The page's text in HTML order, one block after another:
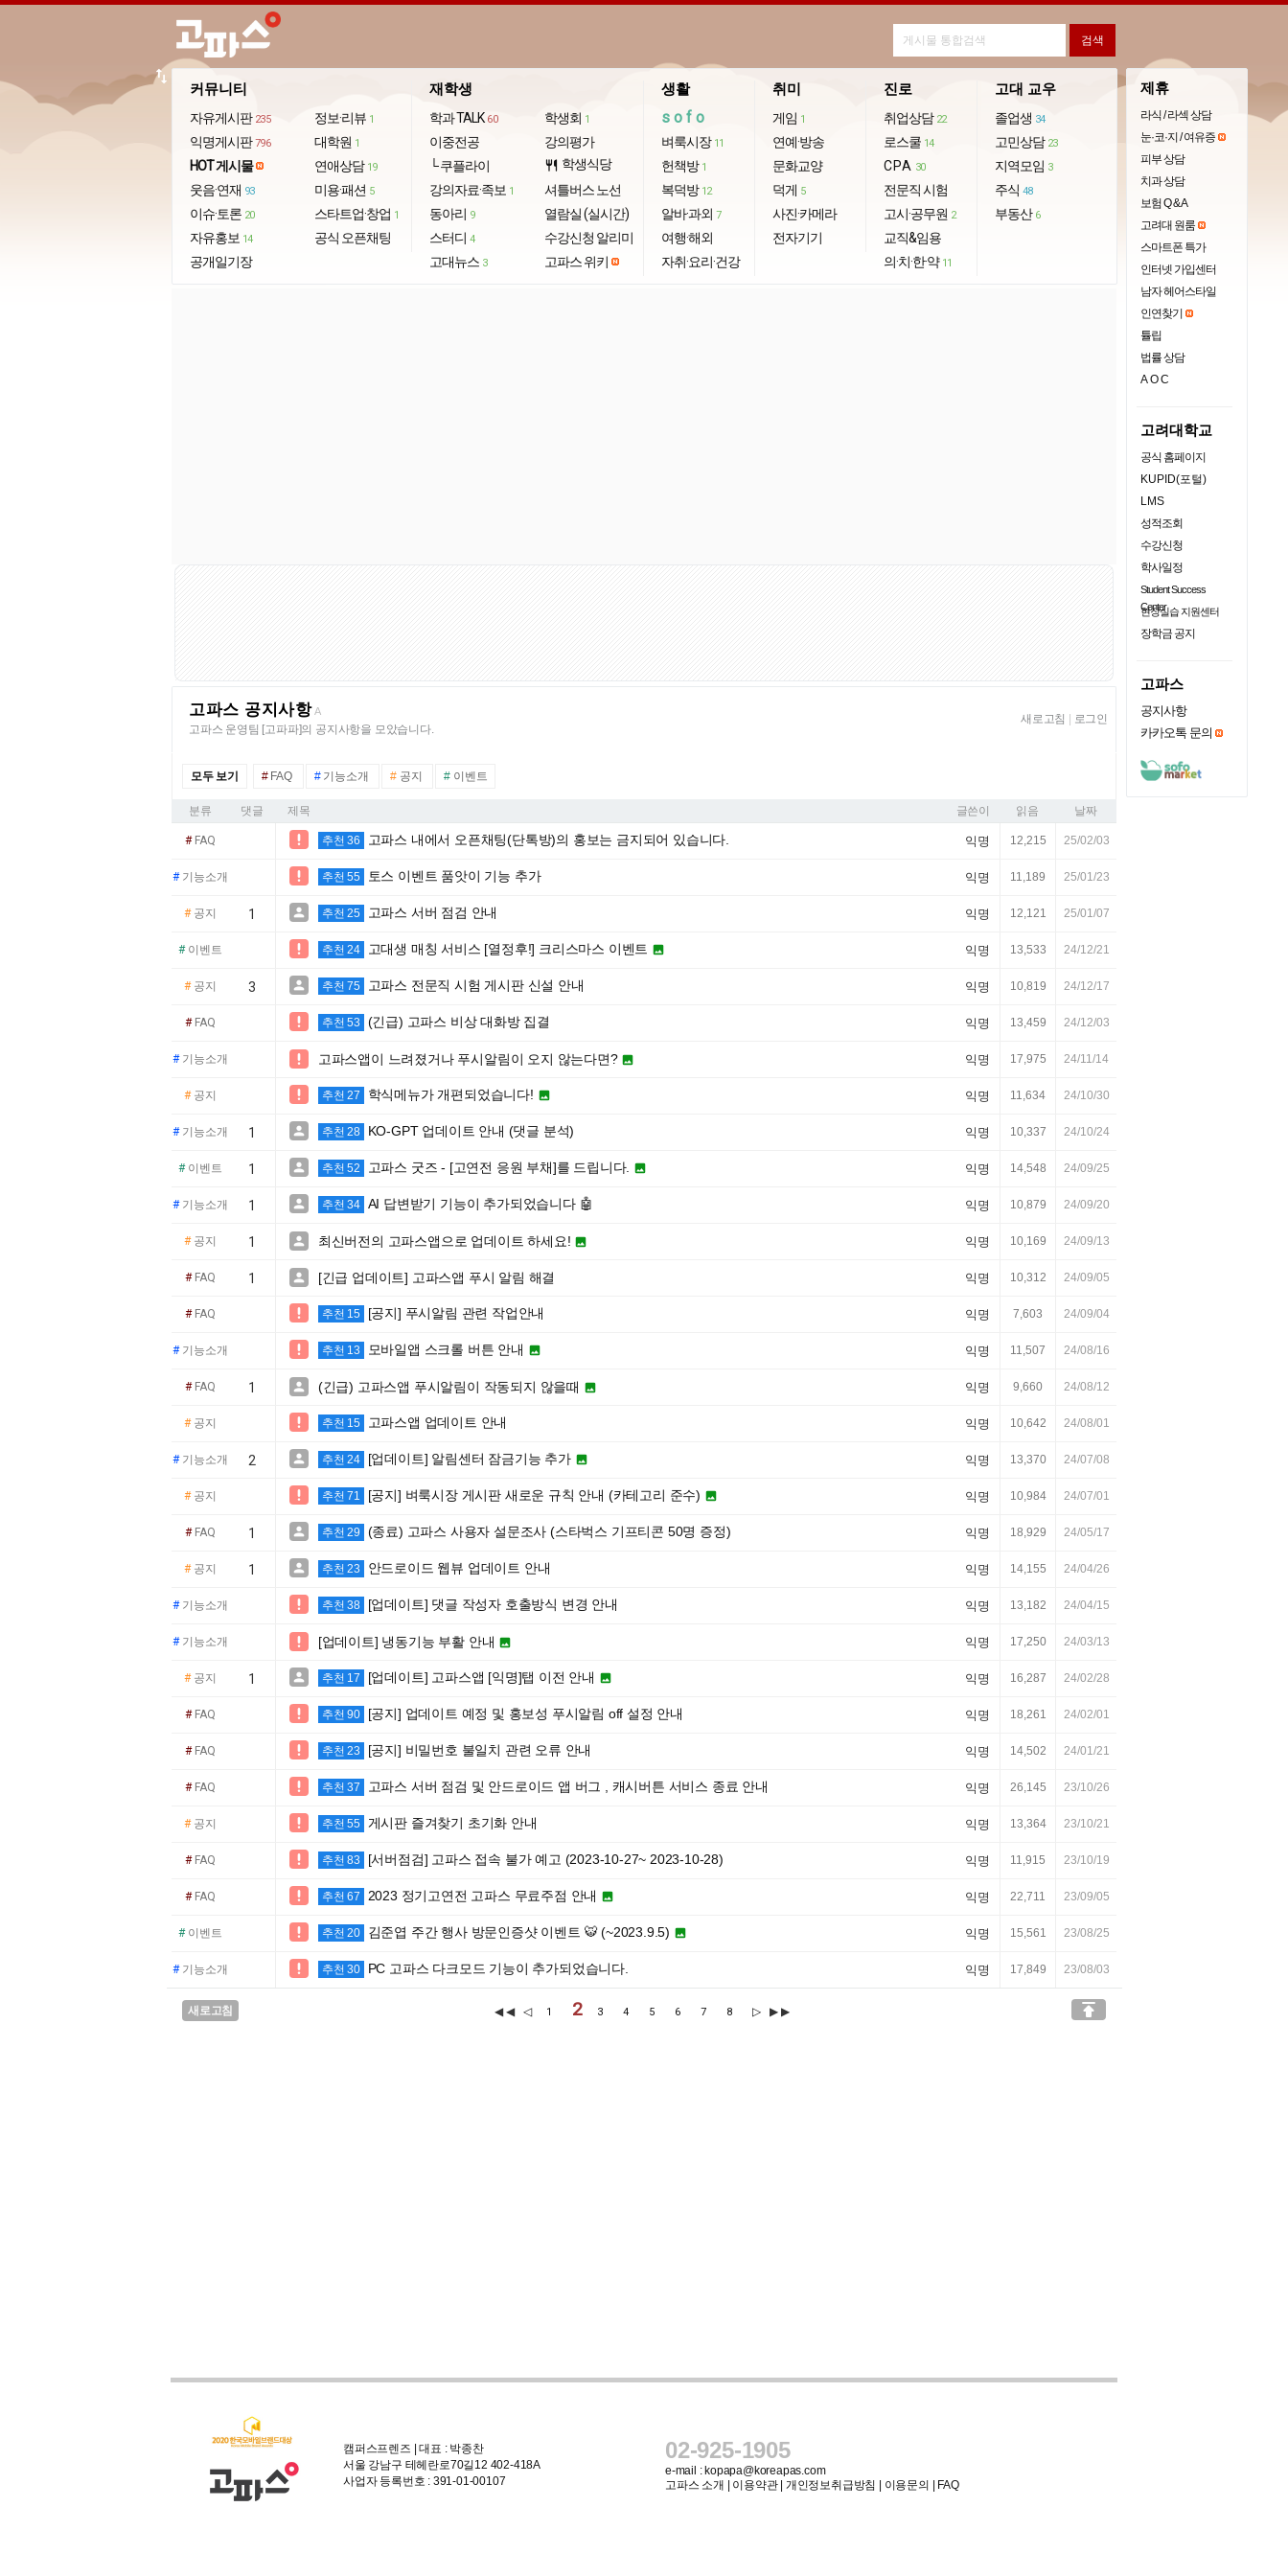
커뮤니티
자유게시판 235
익명게시판 796
HOT 게시물
웃음·연재 93
이슈·토론 20
자유홍보 14
공개일기장
정보·리뷰 1
대학원 1
연애상담 19
미용·패션 5
스타트업·창업 1
공식 오픈채팅
재학생
학과 TALK 60
이중전공
└ 쿠플라이
강의자료·족보 1
동아리 9
스터디 4
고대뉴스 3
학생회 1
강의평가
restaurant 학생식당
셔틀버스 노선
열람실 (실시간)
수강신청 알리미
고파스 위키
생활
sofo
벼룩시장 11
헌책방 1
복덕방 12
알바·과외 7
여행·해외
자취·요리·건강
취미
게임 1
연예·방송
문화교양
덕게 5
사진·카메라
전자기기
진로
취업상담 22
로스쿨 14
CPA 30
전문직 시험
고시·공무원 2
교직&임용
의·치·한·약 11
고대 교우
졸업생 34
고민상담 23
지역모임 3
주식 48
부동산 6
import_export
고파스 공지사항 A
고파스 운영팀 [고파파]의 공지사항을 모았습니다.
새로고침 로그인
모두 보기 #FAQ #기능소개 # 공지 # 이벤트
분류 댓글 제목 글쓴이 읽음 날짜
#FAQ  추천 36 고파스 내에서 오픈채팅(단톡방)의 홍보는 금지되어 있습니다. 익명 12,215 25/02/03
#기능소개  추천 55 토스 이벤트 품앗이 기능 추가 익명 11,189 25/01/23
#공지 1  추천 25 고파스 서버 점검 안내 익명 12,121 25/01/07
#이벤트  추천 24 고대생 매칭 서비스 [열정후!] 크리스마스 이벤트  익명 13,533 24/12/21
#공지 3  추천 75 고파스 전문직 시험 게시판 신설 안내 익명 10,819 24/12/17
#FAQ  추천 53 (긴급) 고파스 비상 대화방 집결 익명 13,459 24/12/03
#기능소개  고파스앱이 느려졌거나 푸시알림이 오지 않는다면?  익명 17,975 24/11/14
#공지  추천 27 학식메뉴가 개편되었습니다!  익명 11,634 24/10/30
#기능소개 1  추천 28 KO-GPT 업데이트 안내 (댓글 분석) 익명 10,337 24/10/24
#이벤트 1  추천 52 고파스 굿즈 - [고연전 응원 부채]를 드립니다.  익명 14,548 24/09/25
#기능소개 1  추천 34 AI 답변받기 기능이 추가되었습니다 🤖 익명 10,879 24/09/20
#공지 1  최신버전의 고파스앱으로 업데이트 하세요!  익명 10,169 24/09/13
#FAQ 1  [긴급 업데이트] 고파스앱 푸시 알림 해결 익명 10,312 24/09/05
#FAQ  추천 15 [공지] 푸시알림 관련 작업안내 익명 7,603 24/09/04
#기능소개  추천 13 모바일앱 스크롤 버튼 안내  익명 11,507 24/08/16
#FAQ 1  (긴급) 고파스앱 푸시알림이 작동되지 않을때  익명 9,660 24/08/12
#공지  추천 15 고파스앱 업데이트 안내 익명 10,642 24/08/01
#기능소개 2  추천 24 [업데이트] 알림센터 잠금기능 추가  익명 13,370 24/07/08
#공지  추천 71 [공지] 벼룩시장 게시판 새로운 규칙 안내 (카테고리 준수)  익명 10,984 24/07/01
#FAQ 1  추천 29 (종료) 고파스 사용자 설문조사 (스타벅스 기프티콘 50명 증정) 익명 18,929 24/05/17
#공지 1  추천 23 안드로이드 웹뷰 업데이트 안내 익명 14,155 24/04/26
#기능소개  추천 38 [업데이트] 댓글 작성자 호출방식 변경 안내 익명 13,182 24/04/15
#기능소개  [업데이트] 냉동기능 부활 안내  익명 17,250 24/03/13
#공지 1  추천 17 [업데이트] 고파스앱 [익명]탭 이전 안내  익명 16,287 24/02/28
#FAQ  추천 90 [공지] 업데이트 예정 및 홍보성 푸시알림 off 설정 안내 익명 18,261 24/02/01
#FAQ  추천 23 [공지] 비밀번호 불일치 관련 오류 안내 익명 14,502 24/01/21
#FAQ  추천 37 고파스 서버 점검 및 안드로이드 앱 버그 , 캐시버튼 서비스 종료 안내 익명 26,145 23/10/26
#공지  추천 55 게시판 즐겨찾기 초기화 안내 익명 13,364 23/10/21
#FAQ  추천 83 [서버점검] 고파스 접속 불가 예고 (2023-10-27~ 2023-10-28) 익명 11,915 23/10/19
#FAQ  추천 67 2023 정기고연전 고파스 무료주점 안내  익명 22,711 23/09/05
#이벤트  추천 20 김준엽 주간 행사 방문인증샷 이벤트 🐯 (~2023.9.5)  익명 15,561 23/08/25
#기능소개  추천 30 PC 고파스 다크모드 기능이 추가되었습니다. 익명 17,849 23/08/03
새로고침 ◀◀ ◁ 1 2 3 4 5 6 7 8 ▷ ▶▶ 
제휴
라식 / 라섹 상담
눈·코·지 / 여유증
피부 상담
치과 상담
보험 Q & A
고려대 원룸
스마트폰 특가
인터넷 가입센터
남자 헤어스타일
인연찾기
튤립
법률 상담
AOC
고려대학교
공식 홈페이지
KUPID(포털)
LMS
성적조회
수강신청
학사일정
Student Success
Center
현장실습 지원센터
장학금 공지
고파스
공지사항
카카오톡 문의
캠퍼스프렌즈 | 대표 : 박종찬
서울 강남구 테헤란로70길12 402-418A
사업자 등록번호 : 391-01-00107
02-925-1905
e-mail : kopapa@koreapas.com
고파스 소개
이용약관| 개인정보취급방침 이용문의 FAQ